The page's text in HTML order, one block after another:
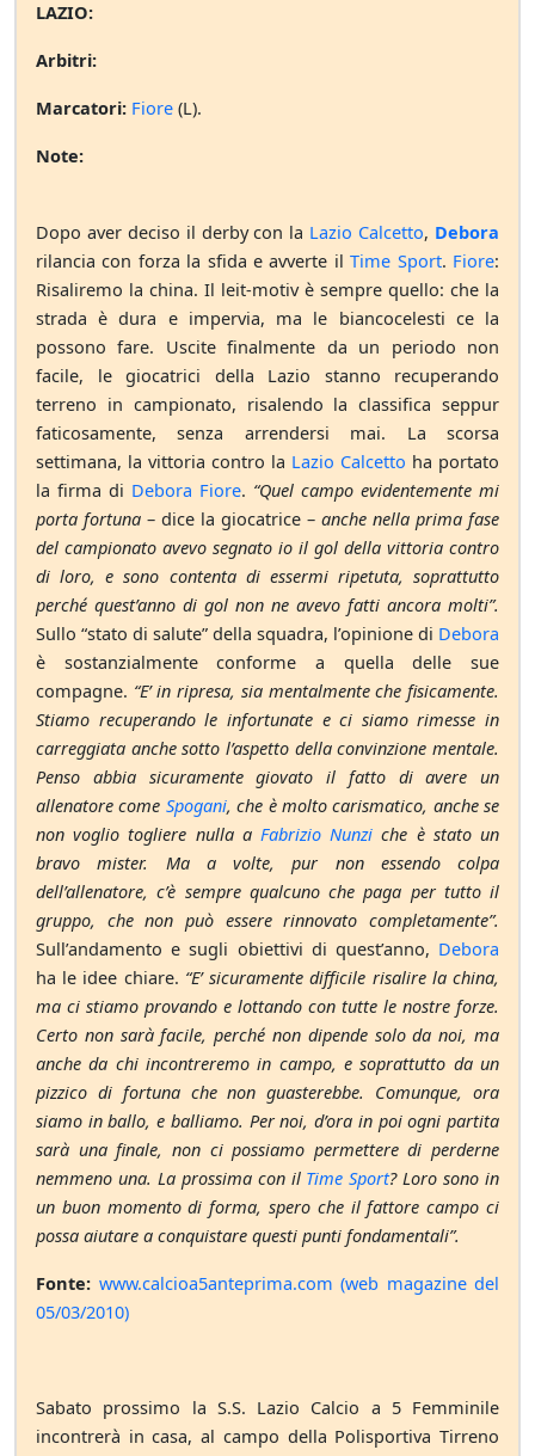
LAZIO:
Arbitri:
Marcatori: Fiore (L).
Note:
Dopo aver deciso il derby con la Lazio Calcetto, Debora
rilancia con forza la sfida e avverte ilTime Sport. Fiore:
Risaliremo la china. Il leit-motiv è sempre quello: che la
strada è dura e impervia, ma le biancocelesti ce la
possono fare. Uscite finalmente da un periodo non
facile, le giocatrici della Lazio stanno recuperando
terreno in campionato, risalendo la classifica seppur
faticosamente, senza arrendersi mai. La scorsa
settimana, la vittoria contro la Lazio Calcetto ha portato
la firma di Debora Fiore. “Quel campo evidentemente mi
porta fortuna – dice la giocatrice – anche nella prima fase
del campionato avevo segnato io il gol della vittoria contro
di loro, e sono contenta di essermi ripetuta, soprattutto
perché quest’anno di gol non ne avevo fatti ancora molti”.
Sullo “stato di salute” della squadra, l’opinione di Debora
è sostanzialmente conforme a quella delle sue
compagne. “E’ in ripresa, sia mentalmente che fisicamente.
Stiamo recuperando le infortunate e ci siamo rimesse in
carreggiata anche sotto l’aspetto della convinzione mentale.
Penso abbia sicuramente giovato il fatto di avere un
allenatore come Spogani, che è molto carismatico, anche se
non voglio togliere nulla a Fabrizio Nunzi che è stato un
bravo mister. Ma a volte, pur non essendo colpa
dell’allenatore, c’è sempre qualcuno che paga per tutto il
gruppo, che non può essere rinnovato completamente”.
Sull’andamento e sugli obiettivi di quest’anno, Debora
ha le idee chiare. “E’ sicuramente difficile risalire la china,
ma ci stiamo provando e lottando con tutte le nostre forze.
Certo non sarà facile, perché non dipende solo da noi, ma
anche da chi incontreremo in campo, e soprattutto da un
pizzico di fortuna che non guasterebbe. Comunque, ora
siamo in ballo, e balliamo. Per noi, d’ora in poi ogni partita
sarà una finale, non ci possiamo permettere di perderne
nemmeno una. La prossima con il Time Sport? Loro sono in
un buon momento di forma, spero che il fattore campo ci
possa aiutare a conquistare questi punti fondamentali”.
Fonte: www.calcioa5anteprima.com (web magazine del
05/03/2010)
Sabato prossimo la S.S. Lazio Calcio a 5 Femminile
incontrerà in casa, al campo della Polisportiva Tirreno